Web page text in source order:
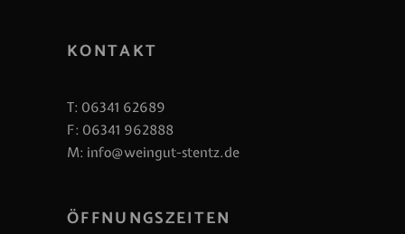
KONTAKT
T: 06341 62689
F: 06341 962888
M: info@weingut-stentz.de
ÖFFNUNGSZEITEN